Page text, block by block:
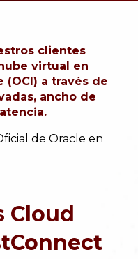
clientes
virtual en
(OCI) a través de
ancho de
de Oracle en
Cloud